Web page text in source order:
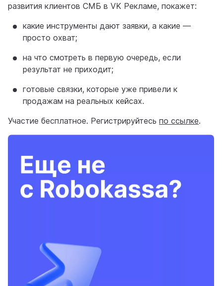
развития клиентов СМБ в VK Рекламе, покажет:
какие инструменты дают заявки, а какие —
просто охват;
на что смотреть в первую очередь, если
результат не приходит;
готовые связки, которые уже привели к
продажам на реальных кейсах.
Участие бесплатное. Регистрируйтесь по ссылке.